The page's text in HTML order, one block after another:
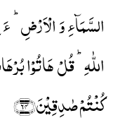
السَّمَآءِ وَ الۡاَرۡضِ
اللّٰہِ ؕ قُلۡ ہَاتُوۡا
کُنۡتُمۡ صٰدِقِیۡنَ﴿۶۴﴾